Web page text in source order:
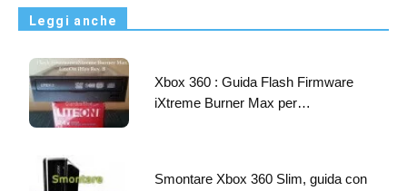
Leggi anche
Xbox 360 : Guida Flash Firmware
iXtreme Burner Max per…
Smontare Xbox 360 Slim, guida con